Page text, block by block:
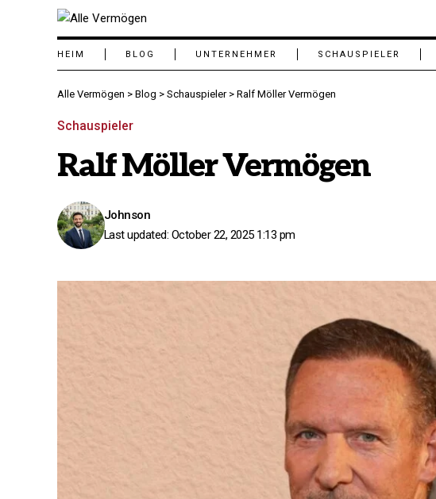
HEIM BLOG UNTERNEHMER SCHAUSPIELER
Alle Vermögen > Blog > Schauspieler> Ralf Möller Vermögen
Schauspieler
Ralf Möller Vermögen
Last updated: October 22, 2025 1:13 pm
Johnson